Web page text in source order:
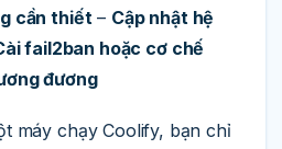
cần thiết– Cập nhật hệ
fail2ban hoặc cơ chế
đương
máy chạy Coolify, bạn chỉ